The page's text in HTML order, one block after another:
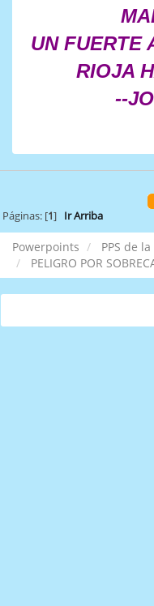
UN FUERTE
RIOJA
--
Páginas: [1] Ir Arriba
Powerpoints PPS de la
PELIGRO POR